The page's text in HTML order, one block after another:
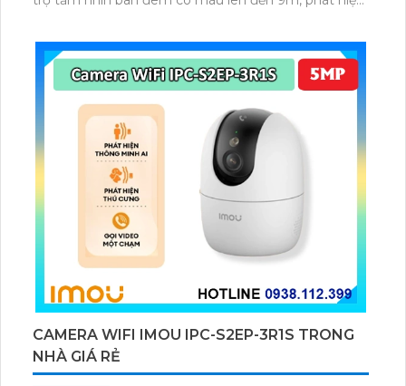
dữ liệu qua thẻ microSD lên đến 512GB.
CAMERA WIFI IMOU IPC-S2EP-3R1S TRONG
NHÀ GIÁ RẺ